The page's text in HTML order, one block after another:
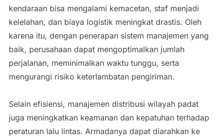
kendaraan bisa mengalami kemacetan, staf menjadi
kelelahan, dan biaya logistik meningkat drastis. Oleh
karena itu, dengan penerapan sistem manajemen yang
baik, perusahaan dapat mengoptimalkan jumlah
perjalanan, meminimalkan waktu tunggu, serta
mengurangi risiko keterlambatan pengiriman.
Selain efisiensi, manajemen distribusi wilayah padat
juga meningkatkan keamanan dan kepatuhan terhadap
peraturan lalu lintas. Armadanya dapat diarahkan ke